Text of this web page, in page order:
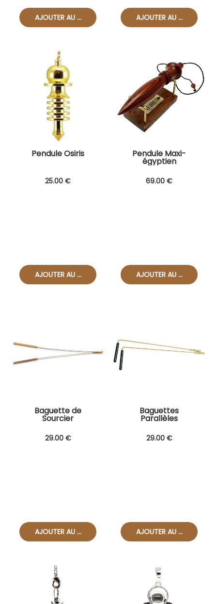
Pendule Osiris
25.00 €
Pendule Maxi-
égyptien
69.00 €
Baguette de
Sourcier
29.00 €
Baguettes
Parallèles
29.00 €